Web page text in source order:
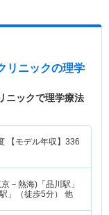
リニックの理学
ニックで理学療法
【モデル年収】 336
－熱海)「品川駅」
」（徒歩5分） 他